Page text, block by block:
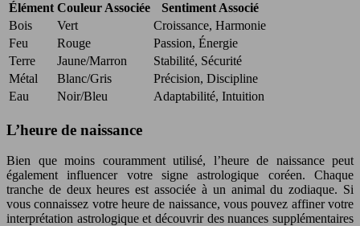
Élément Couleur Associée
Sentiment Associé
Bois
Vert
Croissance, Harmonie
Feu
Rouge
Passion, Énergie
Terre
Jaune/Marron
Stabilité, Sécurité
Métal
Blanc/Gris
Précision, Discipline
Eau
Noir/Bleu Adaptabilité, Intuition
L’heure de naissance
Bien que moins couramment utilisé, l’heure de naissance peut
également influencer votre signe astrologique coréen. Chaque
tranche de deux heures est associée à un animal du zodiaque. Si
vous connaissez votre heure de naissance, vous pouvez affiner votre
interprétation astrologique et découvrir des nuances supplémentaires